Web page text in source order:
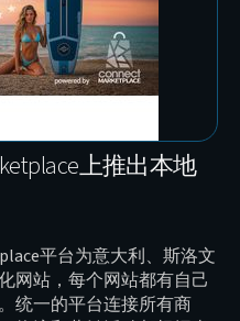
上推出本地
平台为意大利、斯洛文
网站，每个网站都有自己
统一的平台连接所有商